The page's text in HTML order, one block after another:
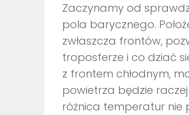
Zaczynamy od
pola barycznego.
zwłaszcza frontów,
troposferze i co dziać
z frontem chłodnym,
powietrza będzie
różnica temperatur nie